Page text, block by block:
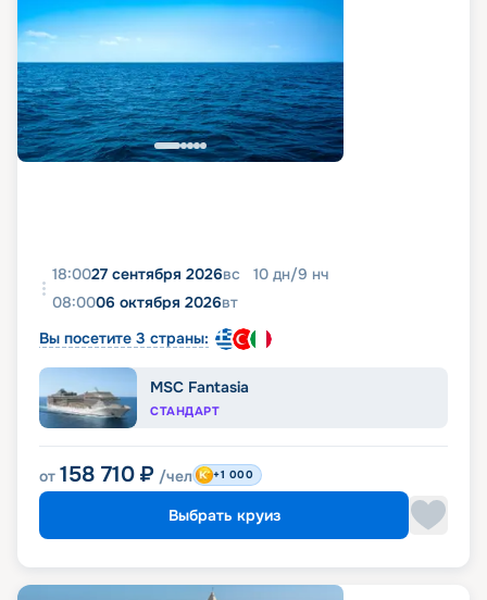
18:0027 сентября 2026вс 10 дн/9 нч
08:0006 октября 2026вт
Вы посетите 3 страны:
MSC Fantasia
СТАНДАРТ
от 158 710 ₽ /чел +1 000
Выбрать круиз